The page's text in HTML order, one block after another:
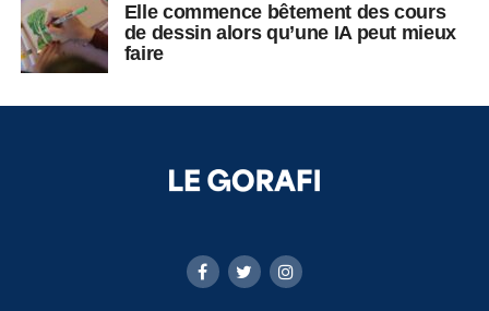
Elle commence bêtement des cours
de dessin alors qu’une IA peut mieux
faire